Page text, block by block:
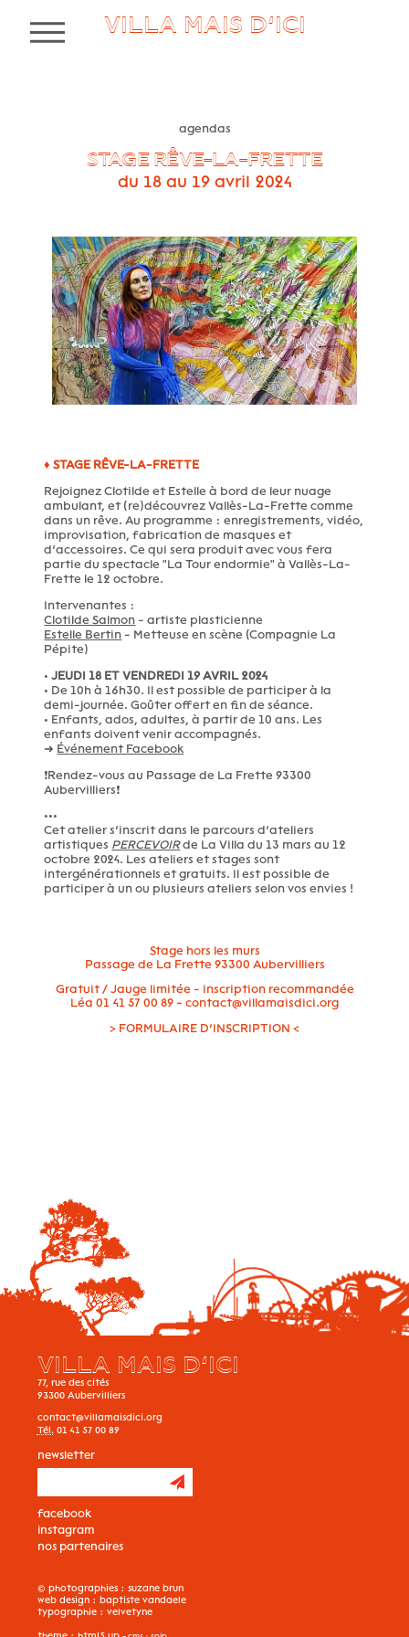
VILLA MAIS D’ICI
MENU
agendas
STAGE RÊVE-LA-FRETTE
du 18 au 19 avril 2024
♦ STAGE RÊVE-LA-FRETTE
Rejoignez Clotilde et Estelle à bord de leur nuage
ambulant, et (re)découvrez Vallès-La-Frette comme
dans un rêve. Au programme : enregistrements, vidéo,
improvisation, fabrication de masques et
d’accessoires. Ce qui sera produit avec vous fera
partie du spectacle "La Tour endormie" à Vallès-La-
Frette le 12 octobre.
Intervenantes :
Clotilde Salmon - artiste plasticienne
Estelle Bertin - Metteuse en scène (Compagnie La
Pépite)
•JEUDI 18 ET VENDREDI 19 AVRIL 2024
• De 10h à 16h30. Il est possible de participer à la
demi-journée. Goûter offert en fin de séance.
• Enfants, ados, adultes, à partir de 10 ans. Les
enfants doivent venir accompagnés.
➜ Événement Facebook
❗️Rendez-vous au Passage de La Frette 93300
Aubervilliers❗️
•••
Cet atelier s’inscrit dans le parcours d’ateliers
artistiques PERCEVOIRde La Villa du 13 mars au 12
octobre 2024. Les ateliers et stages sont
intergénérationnels et gratuits. Il est possible de
participer à un ou plusieurs ateliers selon vos envies !
Stage hors les murs
Passage de La Frette 93300 Aubervilliers
Gratuit / Jauge limitée - inscription recommandée
Léa 01 41 57 00 89 - contact@villamaisdici.org
> FORMULAIRE D’INSCRIPTION <
newsletter
facebook
instagram
nos partenaires
VILLA MAIS D’ICI
77, rue des cités
93300 Aubervilliers
contact@villamaisdici.org
Tél. 01 41 57 00 89
© photographies : suzane brun
web design : baptiste vandaele
typographie : velvetyne